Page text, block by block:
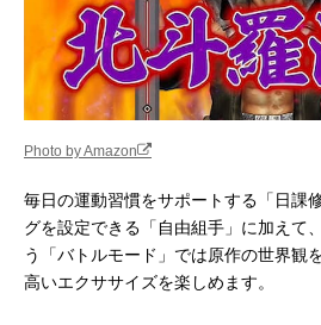
Photo by Amazon
毎日の運動習慣をサポートする「日課
グを設定できる「自由組手」に加えて
う「バトルモード」では原作の世界観
高いエクササイズを楽しめます。